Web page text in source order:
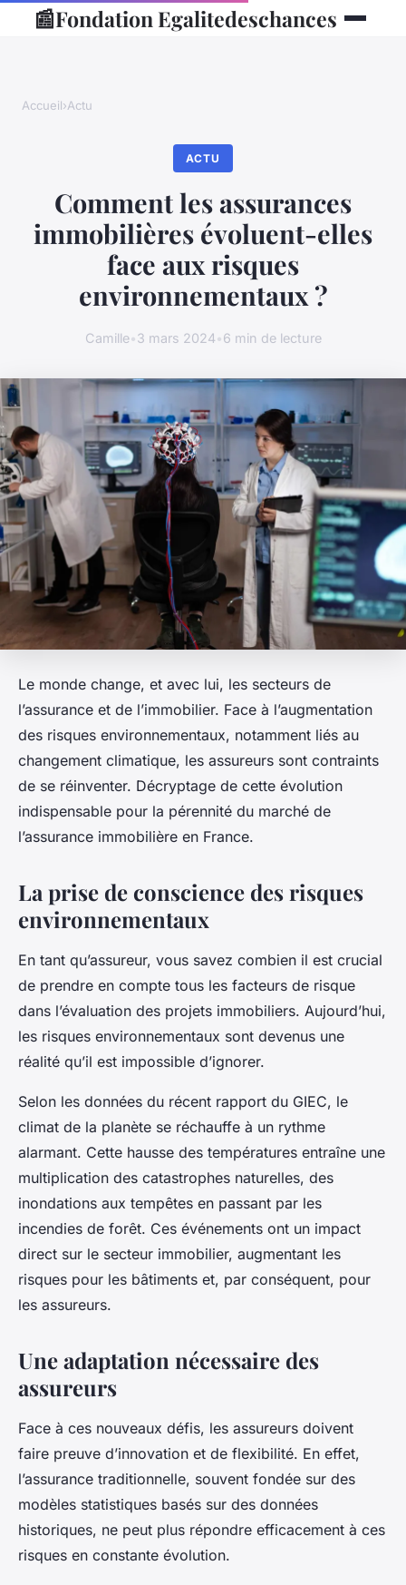
📰Fondation Egalitedeschances
Accueil›Actu
ACTU
Comment les assurances
immobilières évoluent-elles
face aux risques
environnementaux ?
Camille•3 mars 2024•6 min de lecture
Le monde change, et avec lui, les secteurs de
l’assurance et de l’immobilier. Face à l’augmentation
des risques environnementaux, notamment liés au
changement climatique, les assureurs sont contraints
de se réinventer. Décryptage de cette évolution
indispensable pour la pérennité du marché de
l’assurance immobilière en France.
La prise de conscience des risques
environnementaux
En tant qu’assureur, vous savez combien il est crucial
de prendre en compte tous les facteurs de risque
dans l’évaluation des projets immobiliers. Aujourd’hui,
les risques environnementaux sont devenus une
réalité qu’il est impossible d’ignorer.
Selon les données du récent rapport du GIEC, le
climat de la planète se réchauffe à un rythme
alarmant. Cette hausse des températures entraîne une
multiplication des catastrophes naturelles, des
inondations aux tempêtes en passant par les
incendies de forêt. Ces événements ont un impact
direct sur le secteur immobilier, augmentant les
risques pour les bâtiments et, par conséquent, pour
les assureurs.
Une adaptation nécessaire des
assureurs
Face à ces nouveaux défis, les assureurs doivent
faire preuve d’innovation et de flexibilité. En effet,
l’assurance traditionnelle, souvent fondée sur des
modèles statistiques basés sur des données
historiques, ne peut plus répondre efficacement à ces
risques en constante évolution.